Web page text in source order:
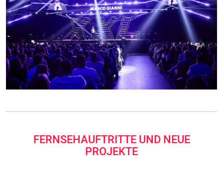
FERNSEHAUFTRITTE UND NEUE
PROJEKTE